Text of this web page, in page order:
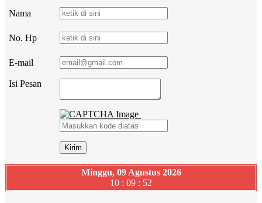
Nama
No. Hp
E-mail
Isi Pesan
Minggu, 09 Agustus 2026
10 : 09 : 53